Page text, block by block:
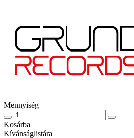
Mennyiség
Kosárba
Kívánságlistára